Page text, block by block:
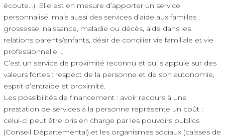
écoute…). Elle est en mesure d’apporter un service
personnalisé, mais aussi des services d’aide aux familles :
grossesse, naissance, maladie ou décès, aide dans les
relations parents/enfants, désir de concilier vie familiale et vie
professionnelle …
C’est un service de proximité reconnu et qui s’appuie sur des
valeurs fortes : respect de la personne et de son autonomie,
esprit d’entraide et proximité.
Les possibilités de financement : avoir recours à une
prestation de services à la personne représente un coût ;
celui-ci peut être pris en charge par les pouvoirs publics
(Conseil Départemental) et les organismes sociaux (caisses de